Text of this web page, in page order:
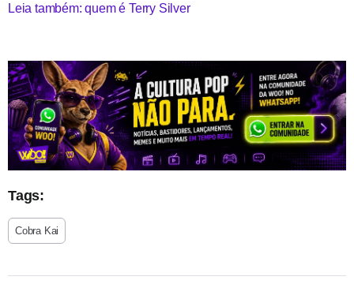
Leia também: quem é Terry Silver
Tags:
Cobra Kai